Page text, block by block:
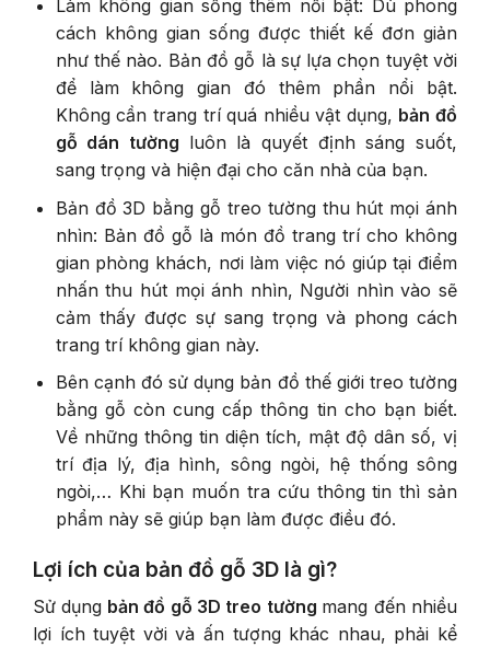
Làm không gian sống thêm nổi bật: Dù phong
cách không gian sống được thiết kế đơn giản
như thế nào. Bản đồ gỗ là sự lựa chọn tuyệt vời
để làm không gian đó thêm phần nổi bật.
Không cần trang trí quá nhiều vật dụng, bản đồ
gỗ dán tường luôn là quyết định sáng suốt,
sang trọng và hiện đại cho căn nhà của bạn.
Bản đồ 3D bằng gỗ treo tường thu hút mọi ánh
nhìn: Bản đồ gỗ là món đồ trang trí cho không
gian phòng khách, nơi làm việc nó giúp tại điểm
nhấn thu hút mọi ánh nhìn, Người nhìn vào sẽ
cảm thấy được sự sang trọng và phong cách
trang trí không gian này.
Bên cạnh đó sử dụng bản đồ thế giới treo tường
bằng gỗ còn cung cấp thông tin cho bạn biết.
Về những thông tin diện tích, mật độ dân số, vị
trí địa lý, địa hình, sông ngòi, hệ thống sông
ngòi,… Khi bạn muốn tra cứu thông tin thì sản
phẩm này sẽ giúp bạn làm được điều đó.
Lợi ích của bản đồ gỗ 3D là gì?
Sử dụng bản đồ gỗ 3D treo tường mang đến nhiều
lợi ích tuyệt vời và ấn tượng khác nhau, phải kể